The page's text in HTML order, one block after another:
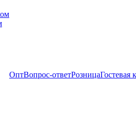
ОптВопрос-ответРозницаГостевая